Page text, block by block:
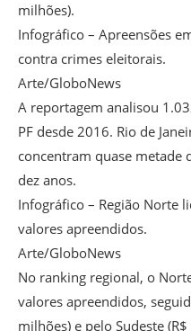
milhões).
Infográfico – Apreensões
contra crimes eleitorais.
Arte/GloboNews
A reportagem analisou
PF desde 2016. Rio de
concentram quase metade
dez anos.
Infográfico – Região Norte
valores apreendidos.
Arte/GloboNews
No ranking regional, o
valores apreendidos,
milhões) e pelo Sudeste